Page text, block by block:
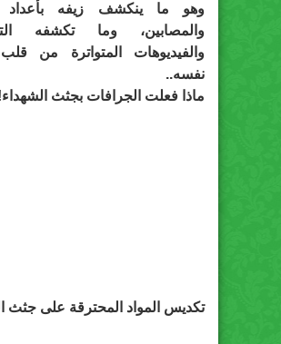
وهو ما ينكشف زيفه بأعداد
والمصابين، وما تكشفه
والفيديوهات المتواترة من
نفسه..
ماذا فعلت الجرافات بجثث
تكديس المواد المحترقة على جثث